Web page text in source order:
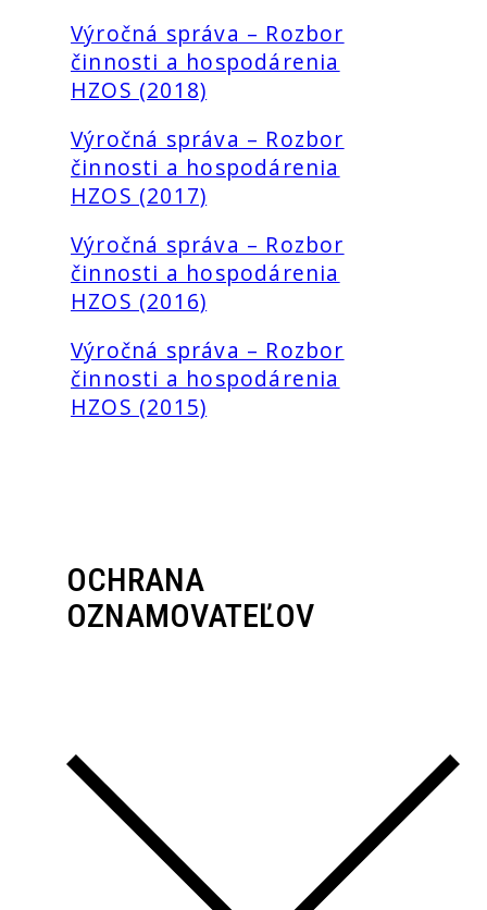
Výročná správa – Rozbor
činnosti a hospodárenia
HZOS (2018)
Výročná správa – Rozbor
činnosti a hospodárenia
HZOS (2017)
Výročná správa – Rozbor
činnosti a hospodárenia
HZOS (2016)
Výročná správa – Rozbor
činnosti a hospodárenia
HZOS (2015)
OCHRANA
OZNAMOVATEĽOV